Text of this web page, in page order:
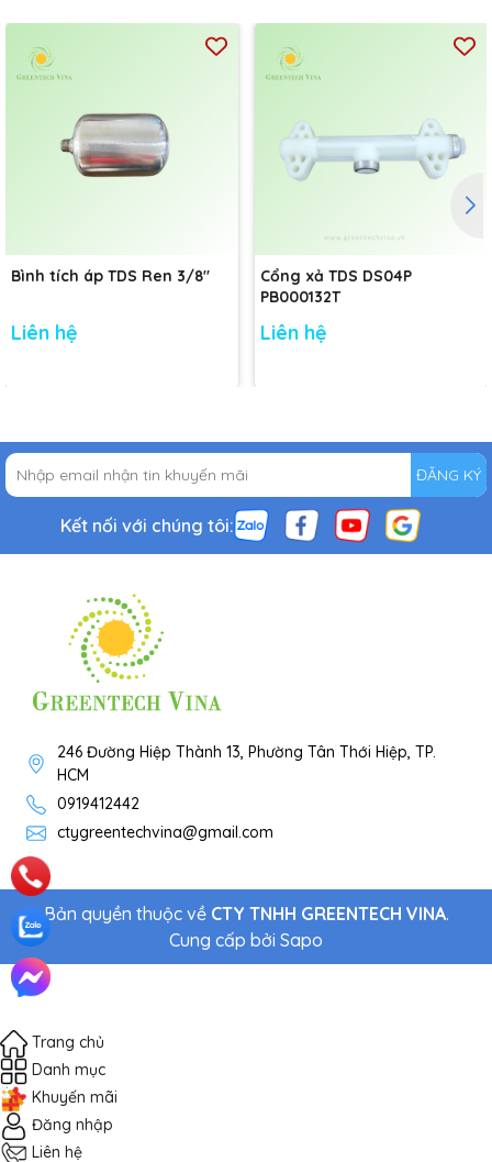
Bình tích áp TDS Ren 3/8"
Liên hệ
Cổng xả TDS DS04P
PB000132T
Liên hệ
ĐĂNG KÝ
Kết nối với chúng tôi:
246 Đường Hiệp Thành 13, Phường Tân Thới Hiệp, TP.
HCM
0919412442
ctygreentechvina@gmail.com
Bản quyền thuộc về CTY TNHH GREENTECH VINA.
Cung cấp bởi Sapo
Trang chủ
Danh mục
Khuyến mãi
Đăng nhập
Liên hệ